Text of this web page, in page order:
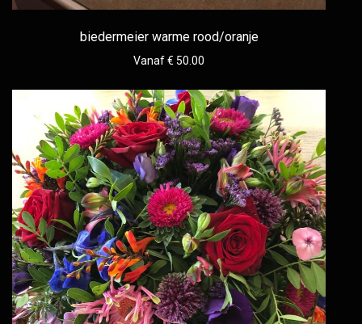
biedermeier warme rood/oranje
Vanaf € 50.00